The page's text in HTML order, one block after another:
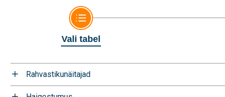
Vali tabel
Rahvastikunäitajad